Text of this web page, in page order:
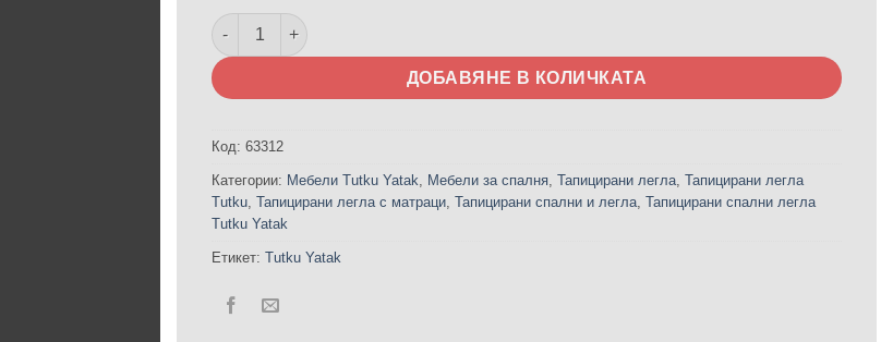
количество за Тапицирано спално легло Roma - с матрак или без матрак
ДОБАВЯНЕ В КОЛИЧКАТА
Код:63312
Категории: Мебели Tutku Yatak, Мебели за спалня,Тапицирани легла,Тапицирани легла
Tutku,Тапицирани легла с матраци,Тапицирани спални и легла,Тапицирани спални легла
Tutku Yatak
Етикет:Tutku Yatak